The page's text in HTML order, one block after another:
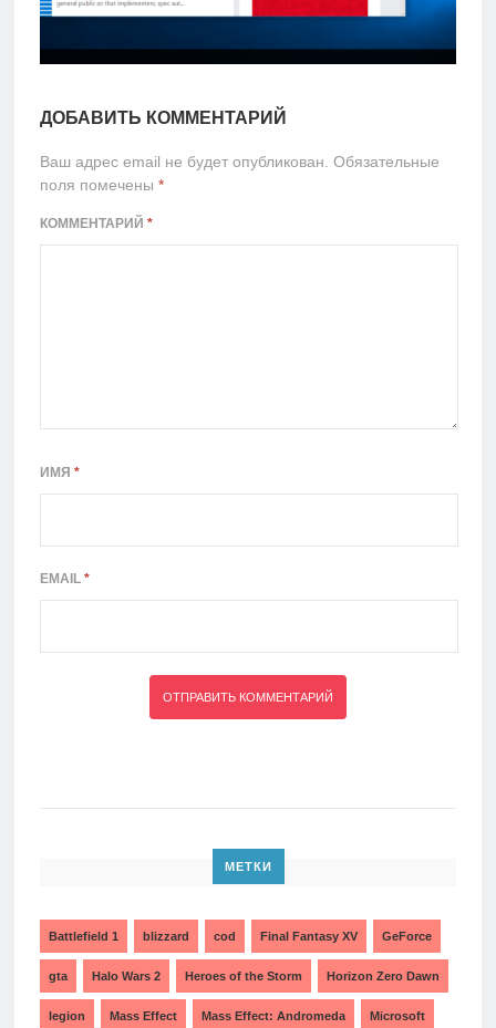
ДОБАВИТЬ КОММЕНТАРИЙ
Ваш адрес email не будет опубликован. Обязательные
поля помечены *
КОММЕНТАРИЙ *
ИМЯ *
EMAIL *
МЕТКИ
Battlefield 1 blizzard cod Final Fantasy XV GeForce
gta Halo Wars 2 Heroes of the Storm Horizon Zero Dawn
legion Mass Effect Mass Effect: Andromeda Microsoft